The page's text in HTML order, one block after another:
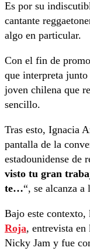
Es por su
cantante
algo en particular.
Con el fin de
que interpreta
joven chilena que
sencillo.
Tras esto, Ignacia
pantalla de la
estadounidense de
visto tu gran
te…“, se alcanza
Bajo este
Roja, entrevista en
Nicky Jam y fue